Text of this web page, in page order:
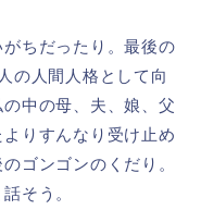
ちだったり。最後の
の人間人格として向
中の母、夫、娘、父
りすんなり受け止め
ゴンゴンのくだり。
そう。